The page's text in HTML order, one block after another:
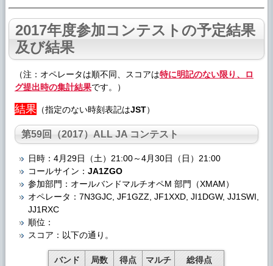
2017年度参加コンテストの予定結果
及び結果
（注：オペレータは順不同、スコアは特に明記のない限り、ロ
グ提出時の集計結果です。）
結果 （指定のない時刻表記はJST）
第59回（2017）ALL JA コンテスト
日時：4月29日（土）21:00～4月30日（日）21:00
コールサイン： JA1ZGO
参加部門：オールバンドマルチオペM 部門（XMAM）
オペレータ：7N3GJC, JF1GZZ, JF1XXD, JI1DGW, JJ1SWI,
JJ1RXC
順位：
スコア：以下の通り。
バンド 局数 得点 マルチ
総得点